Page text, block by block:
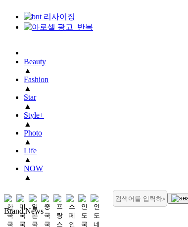
Beauty
▲
Fashion
▲
Star
▲
Style+
▲
Photo
▲
Life
▲
NOW
▲
Brand News